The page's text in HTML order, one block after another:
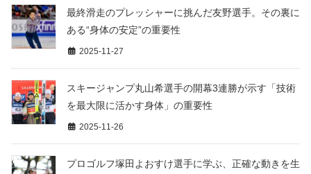
最終滑走のプレッシャーに挑んだ友野選手。その裏に
ある“身体の安定”の重要性
2025-11-27
スキージャンプ丸山希選手の開幕3連勝が示す「技術
を最大限に活かす身体」の重要性
2025-11-26
プロゴルフ塚田よおすけ選手に学ぶ、正確な動きを生